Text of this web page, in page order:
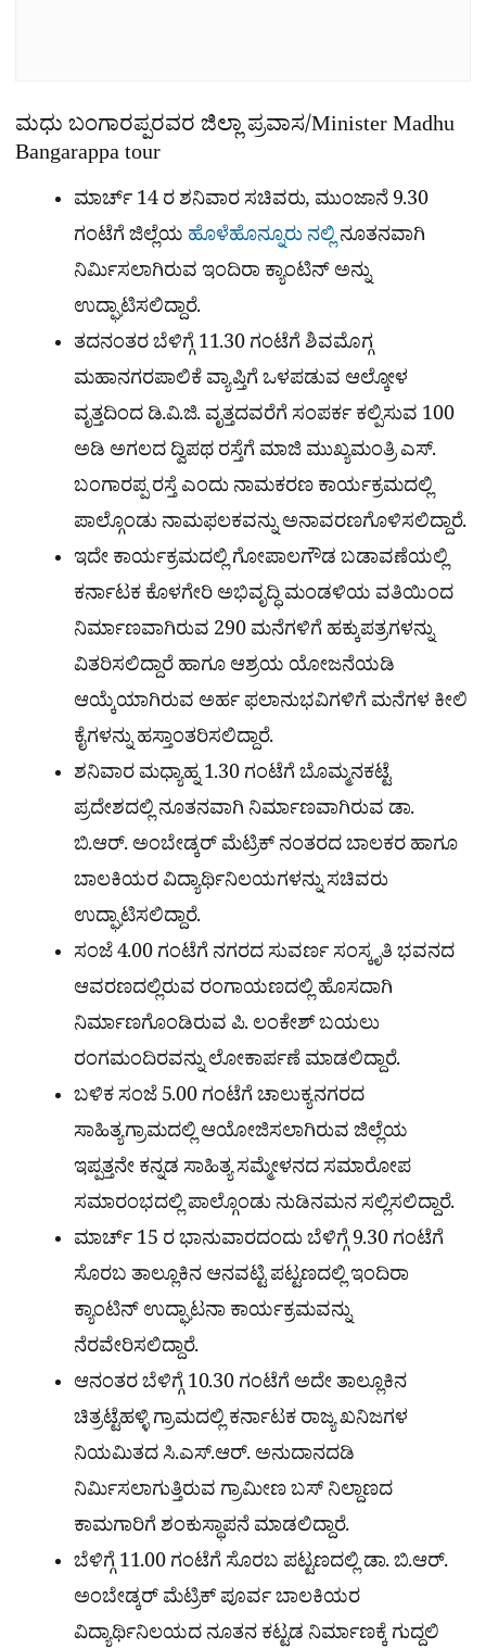
ಮಧು ಬಂಗಾರಪ್ಪರವರ ಜಿಲ್ಲಾ ಪ್ರವಾಸ/Minister Madhu
Bangarappa tour
ಮಾರ್ಚ್ 14 ರ ಶನಿವಾರ ಸಚಿವರು, ಮುಂಜಾನೆ 9.30
ಗಂಟೆಗೆ ಜಿಲ್ಲೆಯ ಹೊಳೆಹೊನ್ನೂರು ನಲ್ಲಿನೂತನವಾಗಿ
ನಿರ್ಮಿಸಲಾಗಿರುವ ಇಂದಿರಾ ಕ್ಯಾಂಟಿನ್ ಅನ್ನು
ಉದ್ಘಾಟಿಸಲಿದ್ದಾರೆ.
ತದನಂತರ ಬೆಳಿಗ್ಗೆ 11.30 ಗಂಟೆಗೆ ಶಿವಮೊಗ್ಗ
ಮಹಾನಗರಪಾಲಿಕೆ ವ್ಯಾಪ್ತಿಗೆ ಒಳಪಡುವ ಆಲ್ಕೋಳ
ವೃತ್ತದಿಂದ ಡಿ.ವಿ.ಜಿ. ವೃತ್ತದವರೆಗೆ ಸಂಪರ್ಕ ಕಲ್ಪಿಸುವ 100
ಅಡಿ ಅಗಲದ ದ್ವಿಪಥ ರಸ್ತೆಗೆ ಮಾಜಿ ಮುಖ್ಯಮಂತ್ರಿ ಎಸ್.
ಬಂಗಾರಪ್ಪ ರಸ್ತೆ ಎಂದು ನಾಮಕರಣ ಕಾರ್ಯಕ್ರಮದಲ್ಲಿ
ಪಾಲ್ಗೊಂಡು ನಾಮಫಲಕವನ್ನು ಅನಾವರಣಗೊಳಿಸಲಿದ್ದಾರೆ.
ಇದೇ ಕಾರ್ಯಕ್ರಮದಲ್ಲಿ ಗೋಪಾಲಗೌಡ ಬಡಾವಣೆಯಲ್ಲಿ
ಕರ್ನಾಟಕ ಕೊಳಗೇರಿ ಅಭಿವೃದ್ಧಿ ಮಂಡಳಿಯ ವತಿಯಿಂದ
ನಿರ್ಮಾಣವಾಗಿರುವ 290 ಮನೆಗಳಿಗೆ ಹಕ್ಕುಪತ್ರಗಳನ್ನು
ವಿತರಿಸಲಿದ್ದಾರೆ ಹಾಗೂ ಆಶ್ರಯ ಯೋಜನೆಯಡಿ
ಆಯ್ಕೆಯಾಗಿರುವ ಅರ್ಹ ಫಲಾನುಭವಿಗಳಿಗೆ ಮನೆಗಳ ಕೀಲಿ
ಕೈಗಳನ್ನು ಹಸ್ತಾಂತರಿಸಲಿದ್ದಾರೆ.
ಶನಿವಾರ ಮಧ್ಯಾಹ್ನ 1.30 ಗಂಟೆಗೆ ಬೊಮ್ಮನಕಟ್ಟೆ
ಪ್ರದೇಶದಲ್ಲಿ ನೂತನವಾಗಿ ನಿರ್ಮಾಣವಾಗಿರುವ ಡಾ.
ಬಿ.ಆರ್. ಅಂಬೇಡ್ಕರ್ ಮೆಟ್ರಿಕ್ ನಂತರದ ಬಾಲಕರ ಹಾಗೂ
ಬಾಲಕಿಯರ ವಿದ್ಯಾರ್ಥಿನಿಲಯಗಳನ್ನು ಸಚಿವರು
ಉದ್ಘಾಟಿಸಲಿದ್ದಾರೆ.
ಸಂಜೆ 4.00 ಗಂಟೆಗೆ ನಗರದ ಸುವರ್ಣ ಸಂಸ್ಕೃತಿ ಭವನದ
ಆವರಣದಲ್ಲಿರುವ ರಂಗಾಯಣದಲ್ಲಿ ಹೊಸದಾಗಿ
ನಿರ್ಮಾಣಗೊಂಡಿರುವ ಪಿ. ಲಂಕೇಶ್ ಬಯಲು
ರಂಗಮಂದಿರವನ್ನು ಲೋಕಾರ್ಪಣೆ ಮಾಡಲಿದ್ದಾರೆ.
ಬಳಿಕ ಸಂಜೆ 5.00 ಗಂಟೆಗೆ ಚಾಲುಕ್ಯನಗರದ
ಸಾಹಿತ್ಯಗ್ರಾಮದಲ್ಲಿ ಆಯೋಜಿಸಲಾಗಿರುವ ಜಿಲ್ಲೆಯ
ಇಪ್ಪತ್ತನೇ ಕನ್ನಡ ಸಾಹಿತ್ಯ ಸಮ್ಮೇಳನದ ಸಮಾರೋಪ
ಸಮಾರಂಭದಲ್ಲಿ ಪಾಲ್ಗೊಂಡು ನುಡಿನಮನ ಸಲ್ಲಿಸಲಿದ್ದಾರೆ.
ಮಾರ್ಚ್ 15 ರ ಭಾನುವಾರದಂದು ಬೆಳಿಗ್ಗೆ 9.30 ಗಂಟೆಗೆ
ಸೊರಬ ತಾಲ್ಲೂಕಿನ ಆನವಟ್ಟಿ ಪಟ್ಟಣದಲ್ಲಿ ಇಂದಿರಾ
ಕ್ಯಾಂಟಿನ್ ಉದ್ಘಾಟನಾ ಕಾರ್ಯಕ್ರಮವನ್ನು
ನೆರವೇರಿಸಲಿದ್ದಾರೆ.
ಆನಂತರ ಬೆಳಿಗ್ಗೆ 10.30 ಗಂಟೆಗೆ ಅದೇ ತಾಲ್ಲೂಕಿನ
ಚಿತ್ರಟ್ಟೆಹಳ್ಳಿ ಗ್ರಾಮದಲ್ಲಿ ಕರ್ನಾಟಕ ರಾಜ್ಯ ಖನಿಜಗಳ
ನಿಯಮಿತದ ಸಿ.ಎಸ್.ಆರ್. ಅನುದಾನದಡಿ
ನಿರ್ಮಿಸಲಾಗುತ್ತಿರುವ ಗ್ರಾಮೀಣ ಬಸ್ ನಿಲ್ದಾಣದ
ಕಾಮಗಾರಿಗೆ ಶಂಕುಸ್ಥಾಪನೆ ಮಾಡಲಿದ್ದಾರೆ.
ಬೆಳಿಗ್ಗೆ 11.00 ಗಂಟೆಗೆ ಸೊರಬ ಪಟ್ಟಣದಲ್ಲಿ ಡಾ. ಬಿ.ಆರ್.
ಅಂಬೇಡ್ಕರ್ ಮೆಟ್ರಿಕ್ ಪೂರ್ವ ಬಾಲಕಿಯರ
ವಿದ್ಯಾರ್ಥಿನಿಲಯದ ನೂತನ ಕಟ್ಟಡ ನಿರ್ಮಾಣಕ್ಕೆ ಗುದ್ದಲಿ